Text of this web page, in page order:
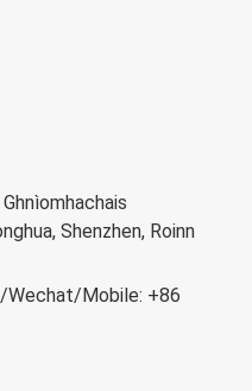
Shenzhen, Roinn
Wechat/Mobile: +86